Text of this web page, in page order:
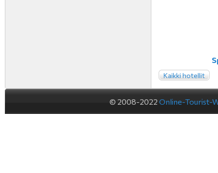
Kaikki hotellit
© 2008-2022 Online-Tourist-